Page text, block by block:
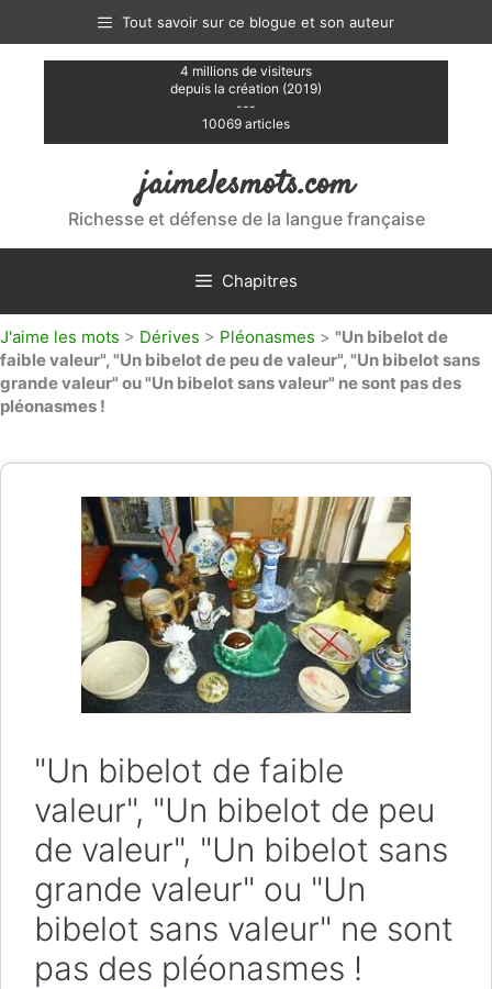
contenu
Tout savoir sur ce blogue et son auteur
4 millions de visiteurs
depuis la création (2019)
---
10069 articles
jaimelesmots.com
Richesse et défense de la langue française
Chapitres
J'aime les mots > Dérives > Pléonasmes > "Un bibelot de
faible valeur", "Un bibelot de peu de valeur", "Un bibelot sans
grande valeur" ou "Un bibelot sans valeur" ne sont pas des
pléonasmes !
"Un bibelot de faible
valeur", "Un bibelot de peu
de valeur", "Un bibelot sans
grande valeur" ou "Un
bibelot sans valeur" ne sont
pas des pléonasmes !